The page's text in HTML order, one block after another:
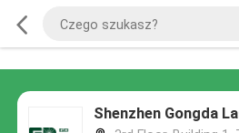
Shenzhen Gongda